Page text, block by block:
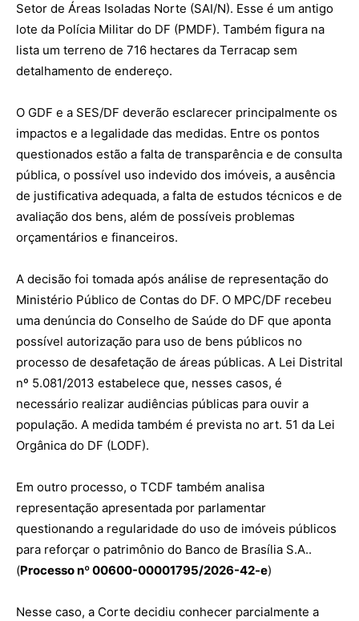
Setor de Áreas Isoladas Norte (SAI/N). Esse é um antigo
lote da Polícia Militar do DF (PMDF). Também figura na
lista um terreno de 716 hectares da Terracap sem
detalhamento de endereço.
O GDF e a SES/DF deverão esclarecer principalmente os
impactos e a legalidade das medidas. Entre os pontos
questionados estão a falta de transparência e de consulta
pública, o possível uso indevido dos imóveis, a ausência
de justificativa adequada, a falta de estudos técnicos e de
avaliação dos bens, além de possíveis problemas
orçamentários e financeiros.
A decisão foi tomada após análise de representação do
Ministério Público de Contas do DF. O MPC/DF recebeu
uma denúncia do Conselho de Saúde do DF que aponta
possível autorização para uso de bens públicos no
processo de desafetação de áreas públicas. A Lei Distrital
nº 5.081/2013 estabelece que, nesses casos, é
necessário realizar audiências públicas para ouvir a
população. A medida também é prevista no art. 51 da Lei
Orgânica do DF (LODF).
Em outro processo, o TCDF também analisa
representação apresentada por parlamentar
questionando a regularidade do uso de imóveis públicos
para reforçar o patrimônio do Banco de Brasília S.A..
(Processo nº 00600-00001795/2026-42-e)
Nesse caso, a Corte decidiu conhecer parcialmente a